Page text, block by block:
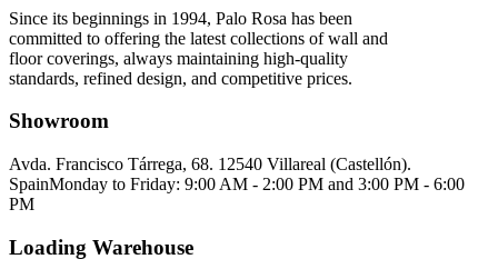
Since its beginnings in 1994, Palo Rosa has been
committed to offering the latest collections of wall and
floor coverings, always maintaining high-quality
standards, refined design, and competitive prices.
Showroom
Avda. Francisco Tárrega, 68. 12540 Villareal (Castellón).
SpainMonday to Friday: 9:00 AM - 2:00 PM and 3:00 PM - 6:00
PM
Loading Warehouse